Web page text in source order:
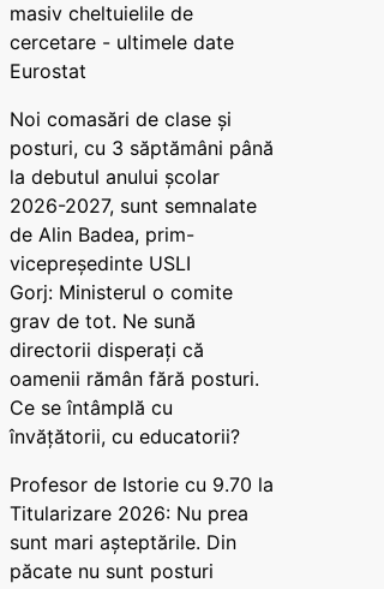
masiv cheltuielile de
cercetare - ultimele date
Eurostat
Noi comasări de clase și
posturi, cu 3 săptămâni până
la debutul anului școlar
2026-2027, sunt semnalate
de Alin Badea, prim-
vicepreședinte USLI
Gorj: Ministerul o comite
grav de tot. Ne sună
directorii disperați că
oamenii rămân fără posturi.
Ce se întâmplă cu
învățătorii, cu educatorii?
Profesor de Istorie cu 9.70 la
Titularizare 2026: Nu prea
sunt mari așteptările. Din
păcate nu sunt posturi